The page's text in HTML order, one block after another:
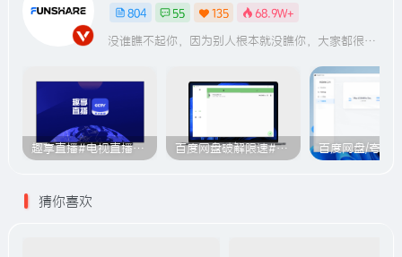
804 55 135 68.9W+
没谁瞧不起你，因为别人根本就没瞧你，大家都很忙的
趣享直播#电视直播软件#2000+个超清直播频道#支持电视和安卓手机 百度网盘破解限速#突破官方限速#满速下载#A614
猜你喜欢